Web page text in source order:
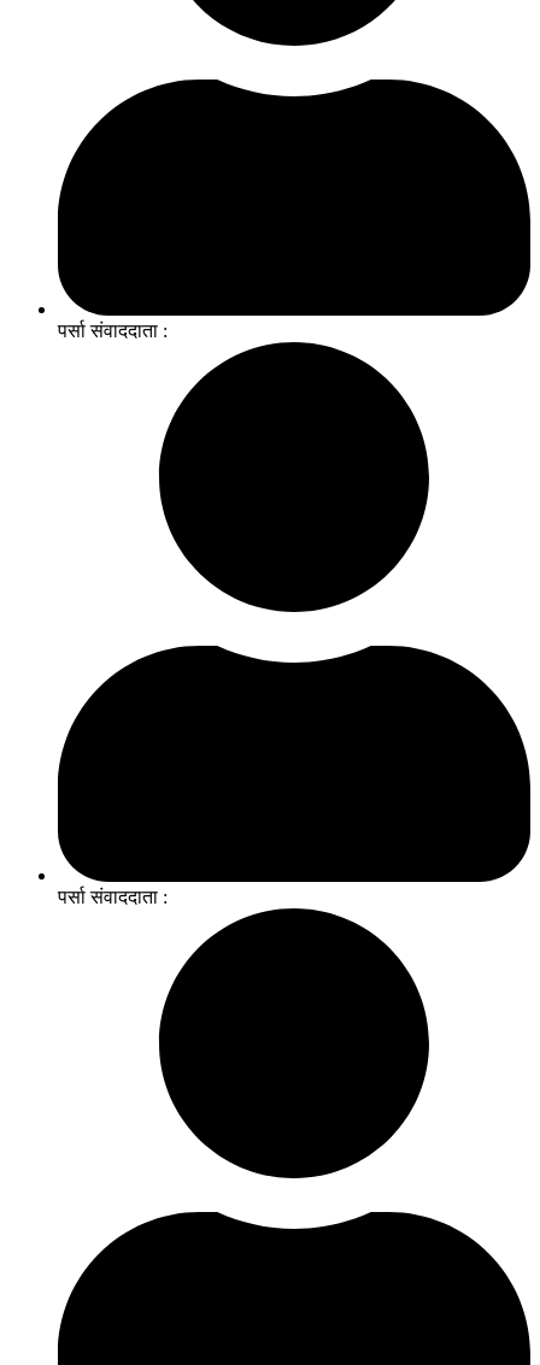
पर्सा संवाददाता :
पर्सा संवाददाता :